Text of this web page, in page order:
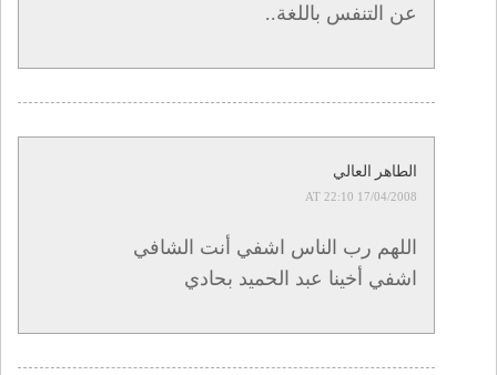
عن التنفس باللغة..
الطاهر العالي
17/04/2008 AT 22:10
اللهم رب الناس اشفي أنت الشافي
اشفي أخينا عبد الحميد بحادي